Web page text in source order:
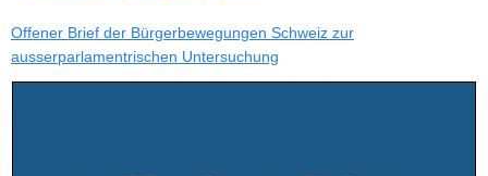
Offener Brief der Bürgerbewegungen Schweiz zur
ausserparlamentrischen Untersuchung